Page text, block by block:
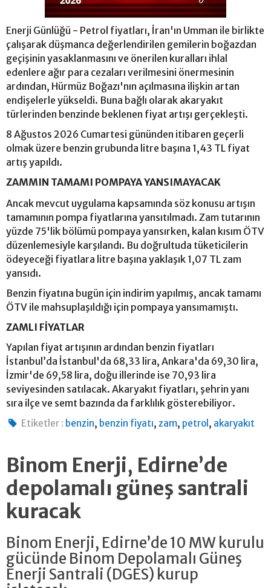
Enerji Günlüğü - Petrol fiyatları, İran'ın Umman ile birlikte
çalışarak düşmanca değerlendirilen gemilerin boğazdan
geçişinin yasaklanmasını ve önerilen kuralları ihlal
edenlere ağır para cezaları verilmesini önermesinin
ardından, Hürmüz Boğazı'nın açılmasına ilişkin artan
endişelerle yükseldi. Buna bağlı olarak akaryakıt
türlerinden benzinde beklenen fiyat artışı gerçekleşti.
8 Ağustos 2026 Cumartesi gününden itibaren geçerli
olmak üzere benzin grubunda litre başına 1,43 TL fiyat
artış yapıldı.
ZAMMIN TAMAMI POMPAYA YANSIMAYACAK
Ancak mevcut uygulama kapsamında söz konusu artışın
tamamının pompa fiyatlarına yansıtılmadı. Zam tutarının
yüzde 75'lik bölümü pompaya yansırken, kalan kısım ÖTV
düzenlemesiyle karşılandı. Bu doğrultuda tüketicilerin
ödeyeceği fiyatlara litre başına yaklaşık 1,07 TL zam
yansıdı.
Benzin fiyatına bugün için indirim yapılmış, ancak tamamı
ÖTV ile mahsuplaşıldığı için pompaya yansımamıştı.
ZAMLI FİYATLAR
Yapılan fiyat artışının ardından benzin fiyatları
İstanbul’da İstanbul'da 68,33 lira, Ankara'da 69,30 lira,
İzmir'de 69,58 lira, doğu illerinde ise 70,93 lira
seviyesinden satılacak. Akaryakıt fiyatları, şehrin yanı
sıra ilçe ve semt bazında da farklılık gösterebiliyor.
Etiketler : benzin, benzin fiyatı, zam, petrol , akaryakıt
Binom Enerji, Edirne’de
depolamalı güneş santrali
kuracak
Binom Enerji, Edirne’de 10 MW kurulu
gücünde Binom Depolamalı Güneş
Enerji Santrali (DGES) kurup